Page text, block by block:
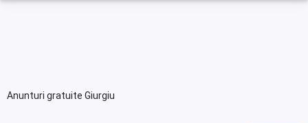
Anunturi gratuite Giurgiu